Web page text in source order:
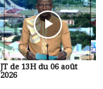
JT de 13H du 06 août
2026